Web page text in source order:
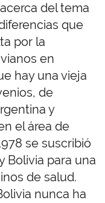
del tema
que
por la
en
hay una vieja
de
y
el área de
se suscribió
Bolivia para una
de salud.
nunca ha